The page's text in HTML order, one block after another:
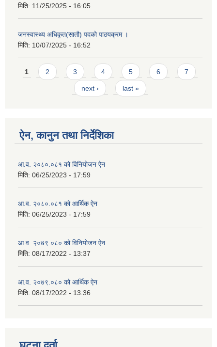
मिति: 11/25/2025 - 16:05
जनस्वास्थ्य अधिकृत(सातौ) पदको पाठयक्रम ।
मिति: 10/07/2025 - 16:52
Pages
1 2 3 4 5 6 7
next › last »
ऐन, कानुन तथा निर्देशिका
आ.व. २०८०.०८१ को विनियोजन ऐन
मिति: 06/25/2023 - 17:59
आ.व. २०८०.०८१ को आर्थिक ऐन
मिति: 06/25/2023 - 17:59
आ.व. २०७९.०८० को विनियोजन ऐन
मिति: 08/17/2022 - 13:37
आ.व. २०७९.०८० को आर्थिक ऐन
मिति: 08/17/2022 - 13:36